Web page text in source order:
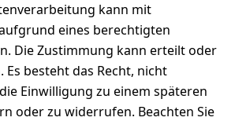
kann mit
eines berechtigten
Die Zustimmung kann erteilt oder
besteht das Recht, nicht
Einwilligung zu einem späteren
oder zu widerrufen. Beachten Sie